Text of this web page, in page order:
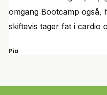
omgang Bootcamp også,
skiftevis tager fat i cardio
Pia